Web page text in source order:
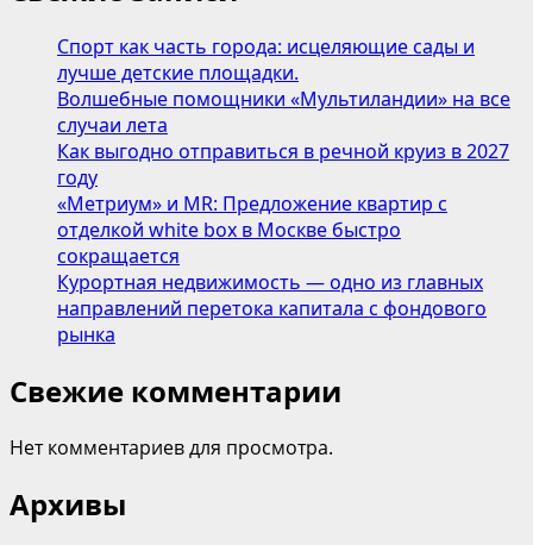
Спорт как часть города: исцеляющие сады и
лучше детские площадки.
Волшебные помощники «Мультиландии» на все
случаи лета
Как выгодно отправиться в речной круиз в 2027
году
«Метриум» и MR: Предложение квартир с
отделкой white box в Москве быстро
сокращается
Курортная недвижимость — одно из главных
направлений перетока капитала с фондового
рынка
Свежие комментарии
Нет комментариев для просмотра.
Архивы